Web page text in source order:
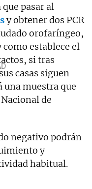
que pasar al
y obtener dos PCR
orofaríngeo,
como establece el
si tras
casas siguen
una muestra que
de
negativo podrán
y
habitual.